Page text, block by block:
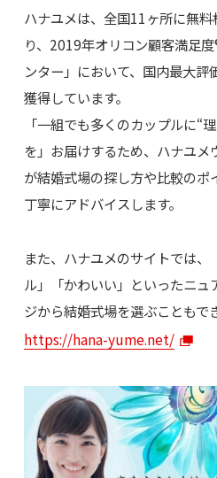
ハナユメは、全国11ヶ所に無
り、2019年オリコン顧客満足
ンター」において、国内最大
獲得しています。
「一組でも多くのカップルに“
を」お届けするため、ハナユメ
が結婚式場の探し方や比較のポ
丁寧にアドバイスします。
また、ハナユメのサイトでは、
ル」「かわいい」といったニュ
ジから結婚式場を選ぶこともで
https://hana-yume.net/